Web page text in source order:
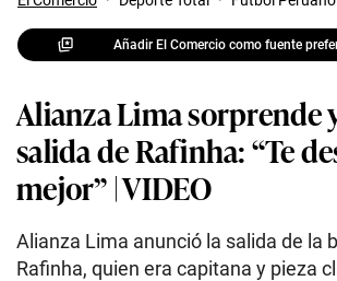
Añadir El Comercio como fuente
Alianza Lima sorprende
salida de Rafinha: “Te
mejor” | VIDEO
Alianza Lima anunció la salida de la
Rafinha, quien era capitana y pieza